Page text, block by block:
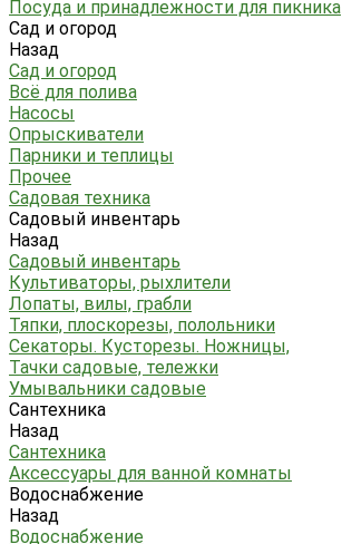
Посуда и принадлежности для пикника
Сад и огород
Назад
Сад и огород
Всё для полива
Насосы
Опрыскиватели
Парники и теплицы
Прочее
Садовая техника
Садовый инвентарь
Назад
Садовый инвентарь
Культиваторы, рыхлители
Лопаты, вилы, грабли
Тяпки, плоскорезы, полольники
Секаторы. Кусторезы. Ножницы,
Тачки садовые, тележки
Умывальники садовые
Сантехника
Назад
Сантехника
Аксессуары для ванной комнаты
Водоснабжение
Назад
Водоснабжение